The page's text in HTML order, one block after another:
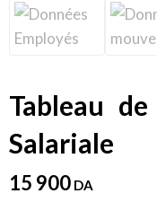
Tableau
Salariale
15 900 DA